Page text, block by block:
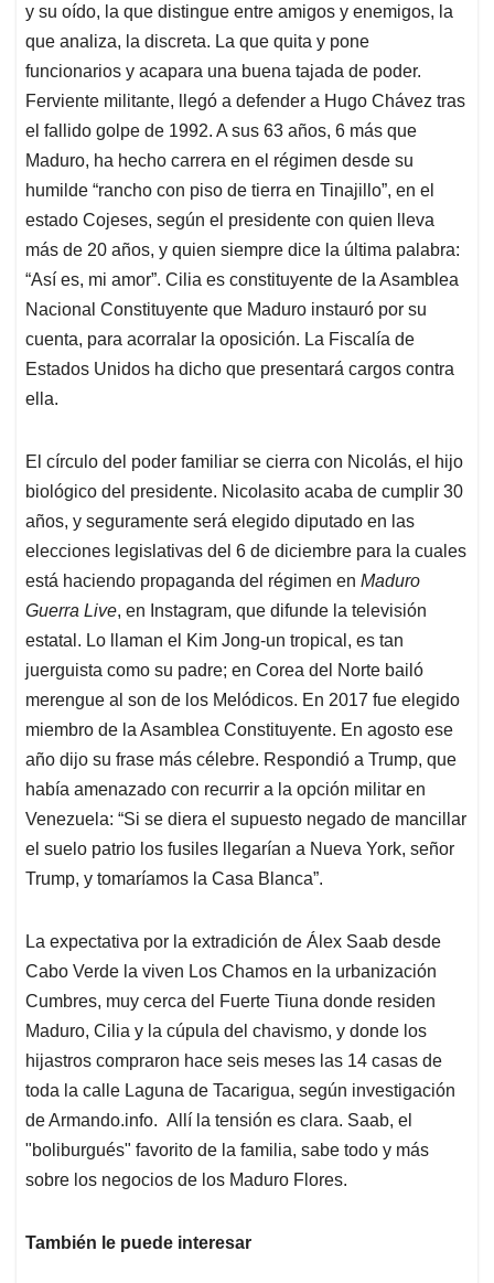
y su oído, la que distingue entre amigos y enemigos, la
que analiza, la discreta. La que quita y pone
funcionarios y acapara una buena tajada de poder.
Ferviente militante, llegó a defender a Hugo Chávez tras
el fallido golpe de 1992. A sus 63 años, 6 más que
Maduro, ha hecho carrera en el régimen desde su
humilde “rancho con piso de tierra en Tinajillo”, en el
estado Cojeses, según el presidente con quien lleva
más de 20 años, y quien siempre dice la última palabra:
“Así es, mi amor”. Cilia es constituyente de la Asamblea
Nacional Constituyente que Maduro instauró por su
cuenta, para acorralar la oposición. La Fiscalía de
Estados Unidos ha dicho que presentará cargos contra
ella.
El círculo del poder familiar se cierra con Nicolás, el hijo
biológico del presidente. Nicolasito acaba de cumplir 30
años, y seguramente será elegido diputado en las
elecciones legislativas del 6 de diciembre para la cuales
está haciendo propaganda del régimen en Maduro
Guerra Live, en Instagram, que difunde la televisión
estatal. Lo llaman el Kim Jong-un tropical, es tan
juerguista como su padre; en Corea del Norte bailó
merengue al son de los Melódicos. En 2017 fue elegido
miembro de la Asamblea Constituyente. En agosto ese
año dijo su frase más célebre. Respondió a Trump, que
había amenazado con recurrir a la opción militar en
Venezuela: “Si se diera el supuesto negado de mancillar
el suelo patrio los fusiles llegarían a Nueva York, señor
Trump, y tomaríamos la Casa Blanca”.
La expectativa por la extradición de Álex Saab desde
Cabo Verde la viven Los Chamos en la urbanización
Cumbres, muy cerca del Fuerte Tiuna donde residen
Maduro, Cilia y la cúpula del chavismo, y donde los
hijastros compraron hace seis meses las 14 casas de
toda la calle Laguna de Tacarigua, según investigación
de Armando.info. Allí la tensión es clara. Saab, el
"boliburgués" favorito de la familia, sabe todo y más
sobre los negocios de los Maduro Flores.
También le puede interesar